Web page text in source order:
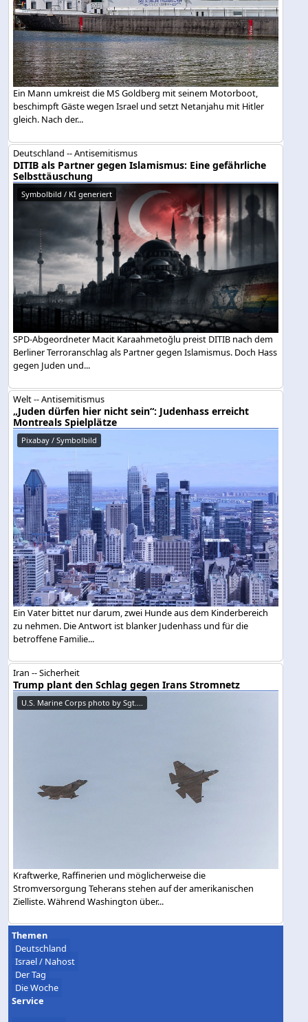
Ein Mann umkreist die MS Goldberg mit seinem Motorboot,
beschimpft Gäste wegen Israel und setzt Netanjahu mit Hitler
gleich. Nach der...
Deutschland -- Antisemitismus
DITIB als Partner gegen Islamismus: Eine gefährliche
Selbsttäuschung
Symbolbild / KI generiert
SPD-Abgeordneter Macit Karaahmetoğlu preist DITIB nach dem
Berliner Terroranschlag als Partner gegen Islamismus. Doch Hass
gegen Juden und...
Welt -- Antisemitismus
„Juden dürfen hier nicht sein“: Judenhass erreicht
Montreals Spielplätze
Pixabay / Symbolbild
Ein Vater bittet nur darum, zwei Hunde aus dem Kinderbereich
zu nehmen. Die Antwort ist blanker Judenhass und für die
betroffene Familie...
Iran -- Sicherheit
Trump plant den Schlag gegen Irans Stromnetz
U.S. Marine Corps photo by Sgt....
Kraftwerke, Raffinerien und möglicherweise die
Stromversorgung Teherans stehen auf der amerikanischen
Zielliste. Während Washington über...
Themen
Deutschland
Israel / Nahost
Der Tag
Die Woche
Service